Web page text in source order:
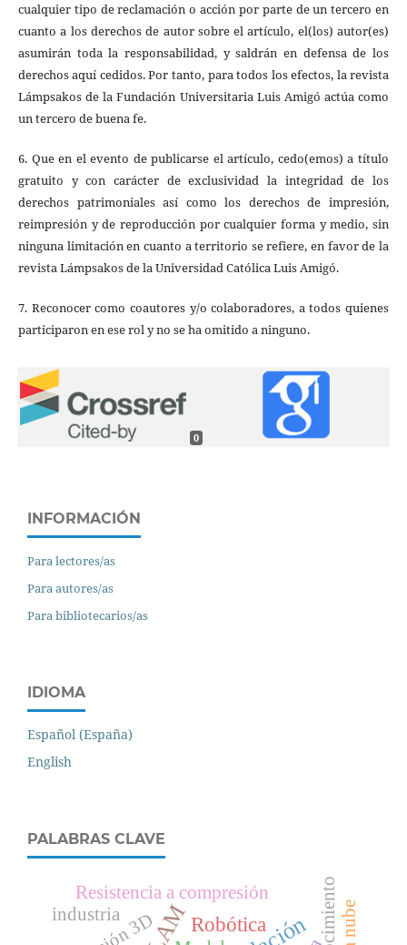
cualquier tipo de reclamación o acción por parte de un tercero en
cuanto a los derechos de autor sobre el artículo, el(los) autor(es)
asumirán toda la responsabilidad, y saldrán en defensa de los
derechos aquí cedidos. Por tanto, para todos los efectos, la revista
Lámpsakos de la Fundación Universitaria Luis Amigó actúa como
un tercero de buena fe.
6. Que en el evento de publicarse el artículo, cedo(emos) a título
gratuito y con carácter de exclusividad la integridad de los
derechos patrimoniales así como los derechos de impresión,
reimpresión y de reproducción por cualquier forma y medio, sin
ninguna limitación en cuanto a territorio se refiere, en favor de la
revista Lámpsakos de la Universidad Católica Luis Amigó.
7. Reconocer como coautores y/o colaboradores, a todos quienes
participaron en ese rol y no se ha omitido a ninguno.
0
INFORMACIÓN
Para lectores/as
Para autores/as
Para bibliotecarios/as
IDIOMA
Español (España)
English
PALABRAS CLAVE
Robótica
Resistencia a compresión
industria